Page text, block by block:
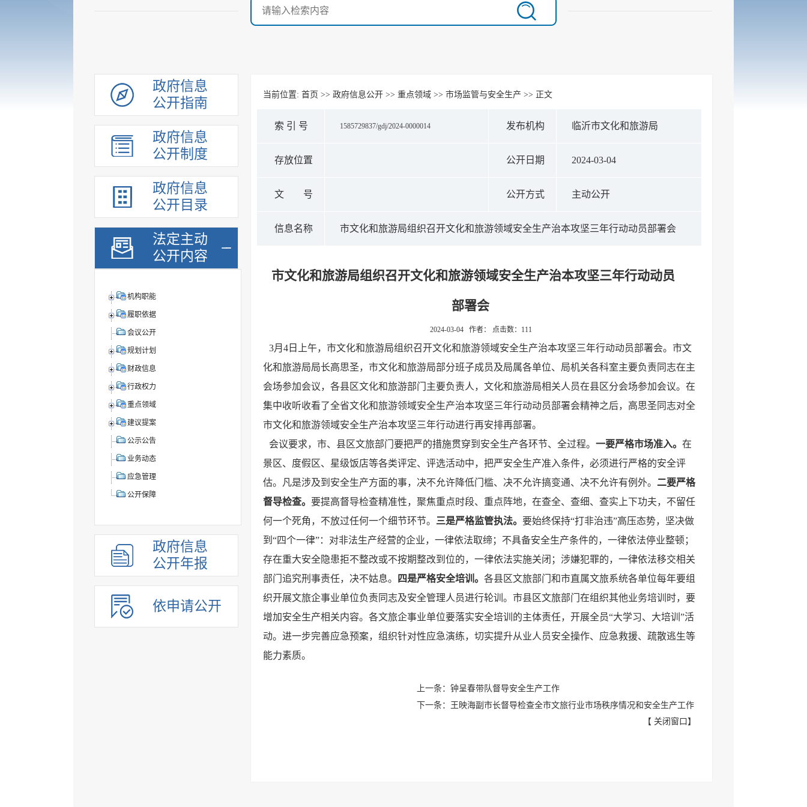
政府信息
公开指南
政府信息
公开制度
政府信息
公开目录
法定主动
公开内容
机构职能
履职依据
会议公开
规划计划
财政信息
行政权力
重点领域
建议提案
公示公告
业务动态
应急管理
公开保障
政府信息
公开年报
依申请公开
当前位置: 首页 >> 政府信息公开 >> 重点领域 >> 市场监管与安全生产 >> 正文
索 引 号 1585729837/gdj/2024-0000014 发布机构 临沂市文化和旅游局
存放位置 公开日期 2024-03-04
文 号 公开方式 主动公开
信息名称 市文化和旅游局组织召开文化和旅游领域安全生产治本攻坚三年行动动员部署会
市文化和旅游局组织召开文化和旅游领域安全生产治本攻坚三年行动动员
部署会
2024-03-04 作者： 点击数： 111
3月4日上午，市文化和旅游局组织召开文化和旅游领域安全生产治本攻坚三年行动动员部署会。市文
化和旅游局局长高思圣，市文化和旅游局部分班子成员及局属各单位、局机关各科室主要负责同志在主
会场参加会议，各县区文化和旅游部门主要负责人，文化和旅游局相关人员在县区分会场参加会议。在
集中收听收看了全省文化和旅游领域安全生产治本攻坚三年行动动员部署会精神之后，高思圣同志对全
市文化和旅游领域安全生产治本攻坚三年行动进行再安排再部署。
会议要求，市、县区文旅部门要把严的措施贯穿到安全生产各环节、全过程。 一要严格市场准入。 在
景区、度假区、星级饭店等各类评定、评选活动中，把严安全生产准入条件，必须进行严格的安全评
估。凡是涉及到安全生产方面的事，决不允许降低门槛、决不允许搞变通、决不允许有例外。 二要严格
督导检查。 要提高督导检查精准性，聚焦重点时段、重点阵地，在查全、查细、查实上下功夫，不留任
何一个死角，不放过任何一个细节环节。 三是严格监管执法。 要始终保持“打非治违”高压态势，坚决做
到“四个一律”：对非法生产经营的企业，一律依法取缔；不具备安全生产条件的，一律依法停业整顿；
存在重大安全隐患拒不整改或不按期整改到位的，一律依法实施关闭；涉嫌犯罪的，一律依法移交相关
部门追究刑事责任，决不姑息。
四是严格安全培训。 各县区文旅部门和市直属文旅系统各单位每年要组
织开展文旅企事业单位负责同志及安全管理人员进行轮训。市县区文旅部门在组织其他业务培训时，要
增加安全生产相关内容。各文旅企事业单位要落实安全培训的主体责任，开展全员“大学习、大培训”活
动。进一步完善应急预案，组织针对性应急演练，切实提升从业人员安全操作、应急救援、疏散逃生等
能力素质。
上一条：钟呈春带队督导安全生产工作
下一条：王映海副市长督导检查全市文旅行业市场秩序情况和安全生产工作
【 关闭窗口 】